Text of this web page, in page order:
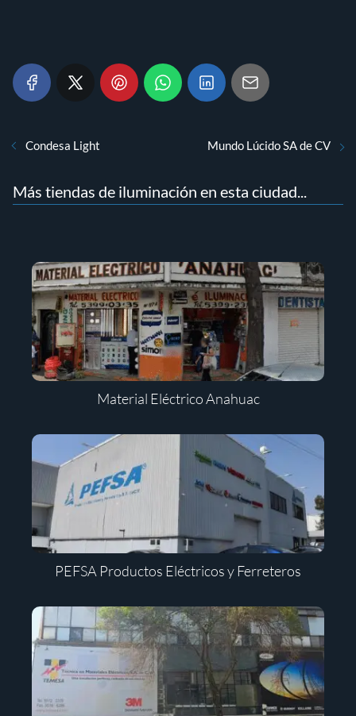
Condesa Light Mundo Lúcido SA de CV
Más tiendas de iluminación en esta ciudad...
Material Eléctrico Anahuac
PEFSA Productos Eléctricos y Ferreteros